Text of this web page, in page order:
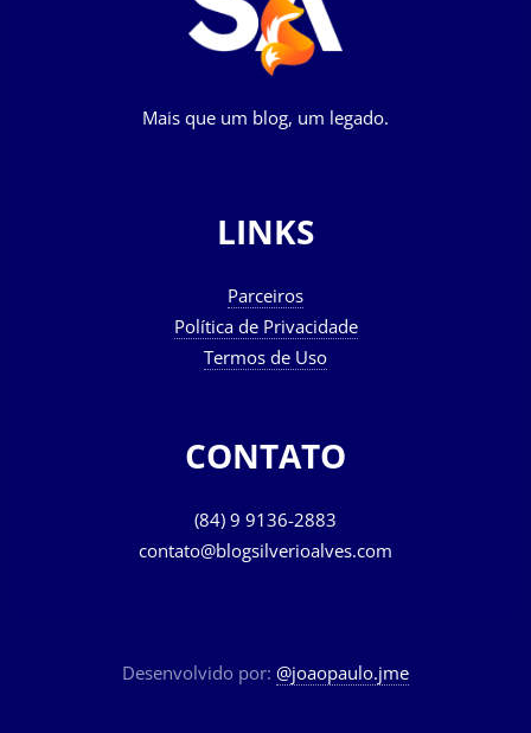
Mais que um blog, um legado.
LINKS
Parceiros
Política de Privacidade
Termos de Uso
CONTATO
(84) 9 9136-2883
contato@blogsilverioalves.com
Desenvolvido por: @joaopaulo.jme